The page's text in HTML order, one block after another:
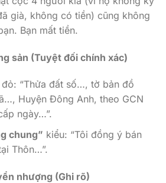
già, không có tiền) cũng không
Bạn mất tiền.
sản (Tuyệt đối chính xác)
đỏ: “Thửa đất số…, tờ bản đồ
Huyện Đông Anh, theo GCN
ngày…”.
chung” kiểu: “Tôi đồng ý bán
Thôn…”.
nhượng (Ghi rõ)